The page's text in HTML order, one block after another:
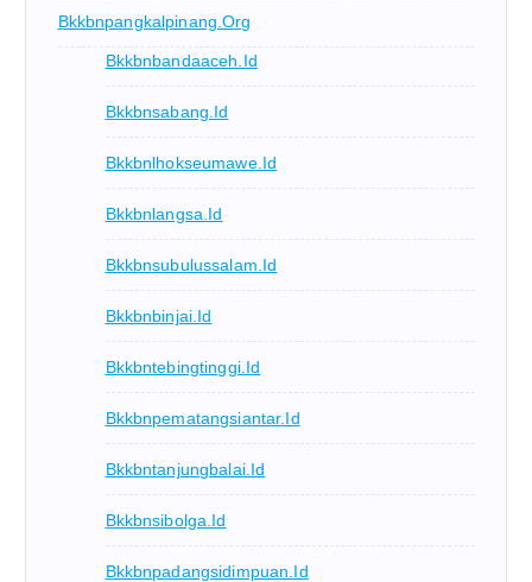
Bkkbnpangkalpinang.org
Bkkbnbandaaceh.id
Bkkbnsabang.id
Bkkbnlhokseumawe.id
Bkkbnlangsa.id
Bkkbnsubulussalam.id
Bkkbnbinjai.id
Bkkbntebingtinggi.id
Bkkbnpematangsiantar.id
Bkkbntanjungbalai.id
Bkkbnsibolga.id
Bkkbnpadangsidimpuan.id